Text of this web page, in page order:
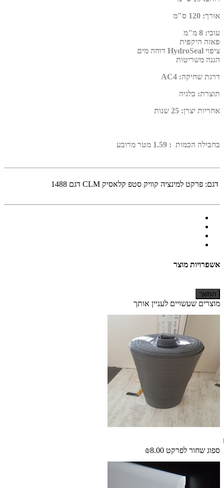
אורך: 120 ס"מ
עובי: 8 מ"מ
פאזה היקפית
ציפוי HydroSeal דוחה מים
הגנה משריטות
דרגת שחיקה:
AC4
תוצרת: בלגיה
אחריות יצרן: 25 שנות
בחבילה הכמות : 1.59 מטר מרובע
דגם: פרקט למינציה קוויק סטפ קלאסיק CLM דגם 1488
אשפרויות מוצר
המשך
מוצרים שעשויים לעניין אותך
ספוג שחור לפרקט ₪8.00